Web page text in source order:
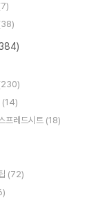
(14)
프레드시트 (18)
(72)